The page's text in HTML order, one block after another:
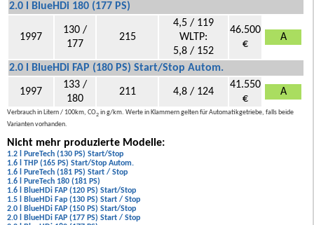
2.0 l BlueHDi 180 (177 PS)
1997
130 /
177
215
4,5 / 119
WLTP:
5,8 / 152
46.500
€
A
2.0 l BlueHDi FAP (180 PS) Start/Stop Autom.
1997
133 /
180
211 4,8 / 124
41.550
€
A
Verbrauch in Litern / 100km, CO2 in g/km. Werte in Klammern gelten für Automatikgetriebe, falls beide
Varianten vorhanden.
Nicht mehr produzierte Modelle:
1.2 l PureTech (130 PS) Start/Stop
1.6 l THP (165 PS) Start/Stop Autom.
1.6 l PureTech (181 PS) Start / Stop
1.6 l PureTech 180 (181 PS)
1.6 l BlueHDi FAP (120 PS) Start/Stop
1.5 l BlueHDi Fap (130 PS) Start / Stop
2.0 l BlueHDi FAP (150 PS) Start/Stop
2.0 l BlueHDi FAP (177 PS) Start / Stop